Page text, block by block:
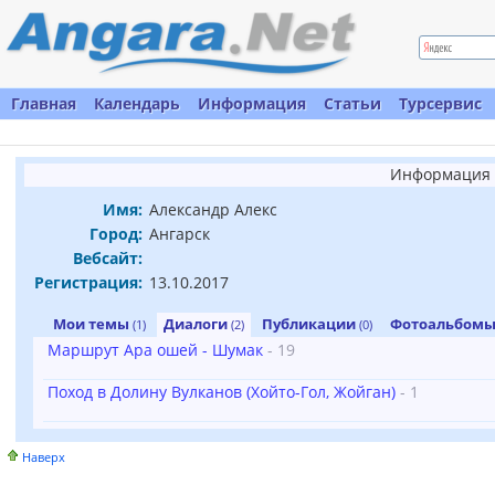
Главная Календарь Информация Статьи Турсервис
Информация
Имя: Александр Алекс
Город: Ангарск
Вебсайт:
Регистрация: 13.10.2017
Мои темы (1) Диалоги (2) Публикации (0)
Маршрут Ара ошей - Шумак - 19
Поход в Долину Вулканов (Хойто-Гол, Жойган) - 1
Наверх